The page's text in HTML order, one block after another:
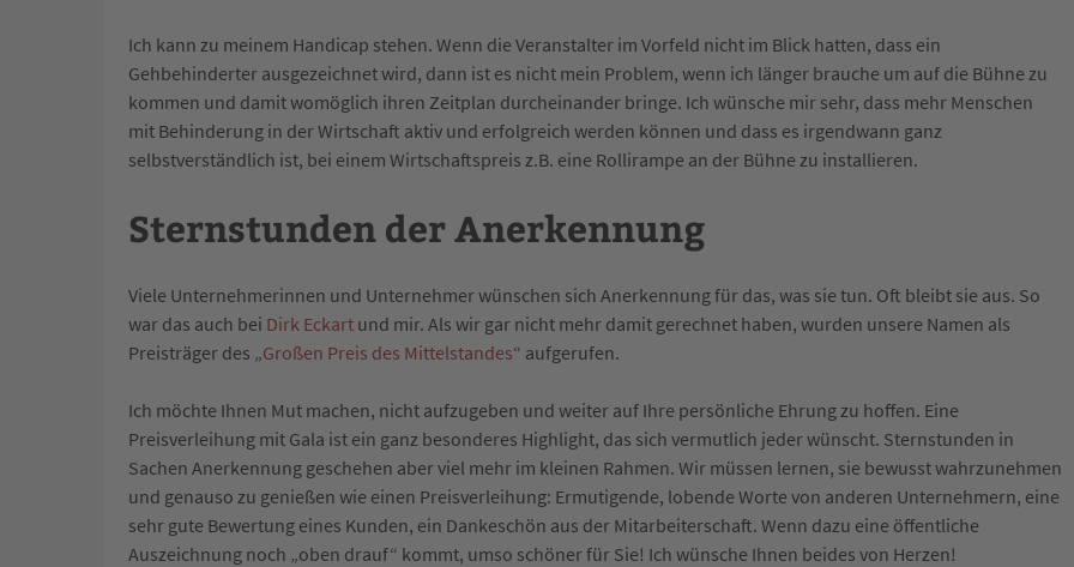
Ich kann zu meinem Handicap stehen. Wenn die Veranstalter im Vorfeld nicht im Blick hatten, dass ein
Gehbehinderter ausgezeichnet wird, dann ist es nicht mein Problem, wenn ich länger brauche um auf die Bühne zu
kommen und damit womöglich ihren Zeitplan durcheinander bringe. Ich wünsche mir sehr, dass mehr Menschen
mit Behinderung in der Wirtschaft aktiv und erfolgreich werden können und dass es irgendwann ganz
selbstverständlich ist, bei einem Wirtschaftspreis z.B. eine Rollirampe an der Bühne zu installieren.
Sternstunden der Anerkennung
Viele Unternehmerinnen und Unternehmer wünschen sich Anerkennung für das, was sie tun. Oft bleibt sie aus. So
war das auch bei Dirk Eckart und mir. Als wir gar nicht mehr damit gerechnet haben, wurden unsere Namen als
Preisträger des „Großen Preis des Mittelstandes“ aufgerufen.
Ich möchte Ihnen Mut machen, nicht aufzugeben und weiter auf Ihre persönliche Ehrung zu hoffen. Eine
Preisverleihung mit Gala ist ein ganz besonderes Highlight, das sich vermutlich jeder wünscht. Sternstunden in
Sachen Anerkennung geschehen aber viel mehr im kleinen Rahmen. Wir müssen lernen, sie bewusst wahrzunehmen
und genauso zu genießen wie einen Preisverleihung: Ermutigende, lobende Worte von anderen Unternehmern, eine
sehr gute Bewertung eines Kunden, ein Dankeschön aus der Mitarbeiterschaft. Wenn dazu eine öffentliche
Auszeichnung noch „oben drauf“ kommt, umso schöner für Sie! Ich wünsche Ihnen beides von Herzen!